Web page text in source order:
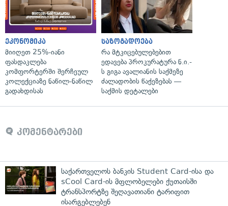
ეკონომიკა
მიიღეთ 25%-იანი
ფასდაკლება
კომფორტერში შერჩეულ
კოლექციაზე ნაწილ-ნაწილ
გადახდისას
საზოგადოება
რა მტკიცებულებებით
ედავება პროკურატურა ნ.ი.-
ს გიგა ავალიანის საქმეზე
ძალადობის წაქეზებას —
საქმის დეტალები
კომენტარები
საქართველოს ბანკის Student Card-ისა და
sCool Card-ის მფლობელები ქუთაისში
ტრანსპორტზე შეღავათიანი ტარიფით
ისარგებლებენ